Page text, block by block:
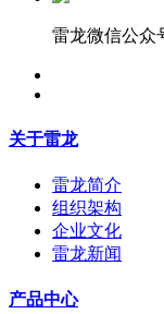
雷龙微信公众
关于雷龙
雷龙简介
组织架构
企业文化
雷龙新闻
产品中心